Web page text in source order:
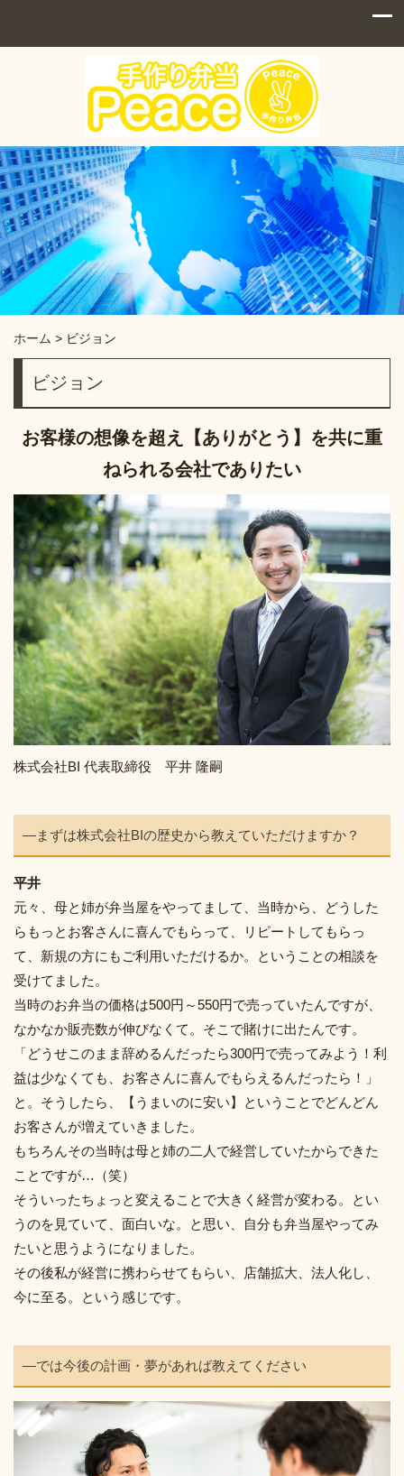
ホーム > ビジョン
ビジョン
お客様の想像を超え【ありがとう】を共に重
ねられる会社でありたい
株式会社BI 代表取締役 平井 隆嗣
―まずは株式会社BIの歴史から教えていただけますか？
平井
元々、母と姉が弁当屋をやってまして、当時から、どうした
らもっとお客さんに喜んでもらって、リピートしてもらっ
て、新規の方にもご利用いただけるか。ということの相談を
受けてました。
当時のお弁当の価格は500円～550円で売っていたんですが、
なかなか販売数が伸びなくて。そこで賭けに出たんです。
「どうせこのまま辞めるんだったら300円で売ってみよう！利
益は少なくても、お客さんに喜んでもらえるんだったら！」
と。そうしたら、【うまいのに安い】ということでどんどん
お客さんが増えていきました。
もちろんその当時は母と姉の二人で経営していたからできた
ことですが…（笑）
そういったちょっと変えることで大きく経営が変わる。とい
うのを見ていて、面白いな。と思い、自分も弁当屋やってみ
たいと思うようになりました。
その後私が経営に携わらせてもらい、店舗拡大、法人化し、
今に至る。という感じです。
―では今後の計画・夢があれば教えてください